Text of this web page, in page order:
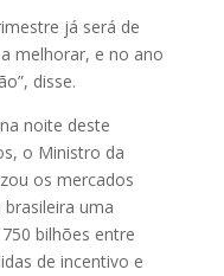
já será de
melhorar, e no ano
disse.
noite deste
o Ministro da
os mercados
uma
bilhões entre
de incentivo e